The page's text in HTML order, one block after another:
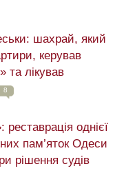
шахрай, який
керував
та лікував
8
однієї
пам’яток Одеси
рішення судів